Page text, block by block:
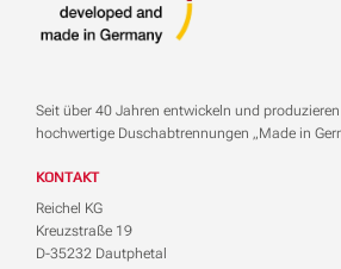
Seit über 40 Jahren entwickeln und
hochwertige Duschabtrennungen „Made in
KONTAKT
Reichel KG
Kreuzstraße 19
D-35232 Dautphetal